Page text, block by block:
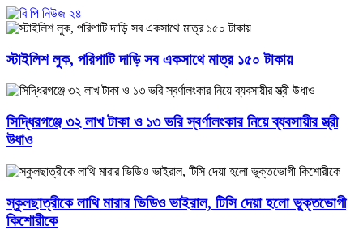
স্টাইলিশ লুক, পরিপাটি দাড়ি সব একসাথে মাত্র ১৫০ টাকায়
সিদ্ধিরগঞ্জে ৩২ লাখ টাকা ও ১৩ ভরি স্বর্ণালংকার নিয়ে ব্যবসায়ীর স্ত্রী
উধাও
স্কুলছাত্রীকে লাথি মারার ভিডিও ভাইরাল, টিসি দেয়া হলো ভুক্তভোগী
কিশোরীকে